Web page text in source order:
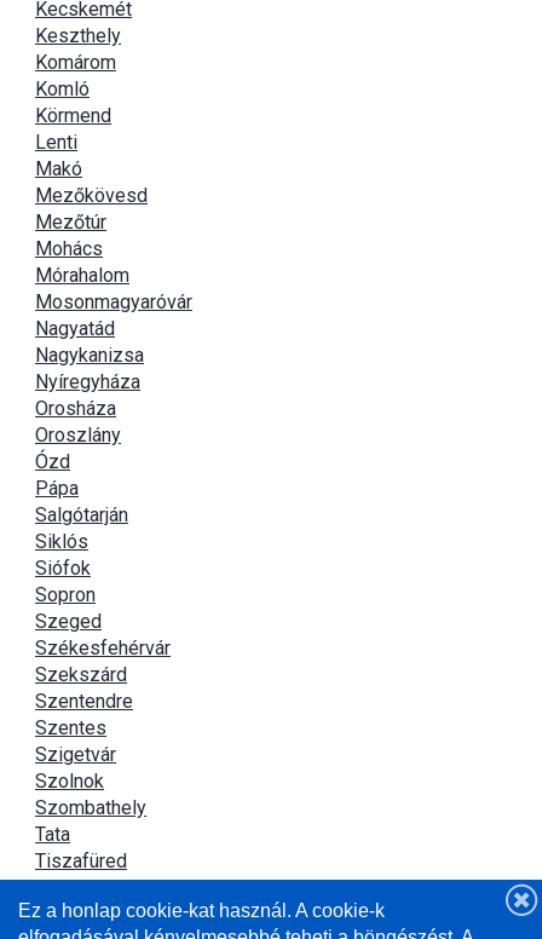
Kecskemét
Keszthely
Komárom
Komló
Körmend
Lenti
Makó
Mezőkövesd
Mezőtúr
Mohács
Mórahalom
Mosonmagyaróvár
Nagyatád
Nagykanizsa
Nyíregyháza
Orosháza
Oroszlány
Ózd
Pápa
Salgótarján
Siklós
Siófok
Sopron
Szeged
Székesfehérvár
Szekszárd
Szentendre
Szentes
Szigetvár
Szolnok
Szombathely
Tata
Tiszafüred
Újszász
Ez a honlap cookie-kat használ. A cookie-k